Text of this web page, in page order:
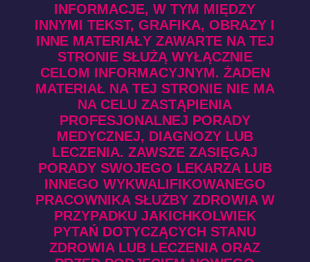
INFORMACJE, W TYM MIĘDZY
INNYMI TEKST, GRAFIKA, OBRAZY I
INNE MATERIAŁY ZAWARTE NA TEJ
STRONIE SŁUŻĄ WYŁĄCZNIE
CELOM INFORMACYJNYM. ŻADEN
MATERIAŁ NA TEJ STRONIE NIE MA
NA CELU ZASTĄPIENIA
PROFESJONALNEJ PORADY
MEDYCZNEJ, DIAGNOZY LUB
LECZENIA. ZAWSZE ZASIĘGAJ
PORADY SWOJEGO LEKARZA LUB
INNEGO WYKWALIFIKOWANEGO
PRACOWNIKA SŁUŻBY ZDROWIA W
PRZYPADKU JAKICHKOLWIEK
PYTAŃ DOTYCZĄCYCH STANU
ZDROWIA LUB LECZENIA ORAZ